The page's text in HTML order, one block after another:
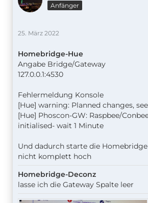
Anfänger
25. März 2022
Homebridge-Hue
Angabe Bridge/Gateway
127.0.0.1:4530
Fehlermeldung Konsole
[Hue] warning: Planned changes,
[Hue] Phoscon-GW: Raspbee/
initialised- wait 1 Minute
Und dadurch starte die
nicht komplett hoch
Homebridge-Deconz
lasse ich die Gateway Spalte leer